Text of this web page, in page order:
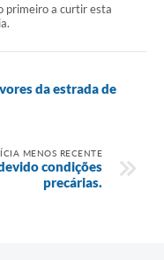
primeiro a curtir esta
da estrada de
MENOS RECENTE
condições
precárias.